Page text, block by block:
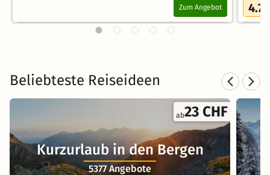
Zum Angebot 4.7
Beliebteste Reiseideen
ab23 CHF
Kurzurlaub in den Bergen
5377 Angebote